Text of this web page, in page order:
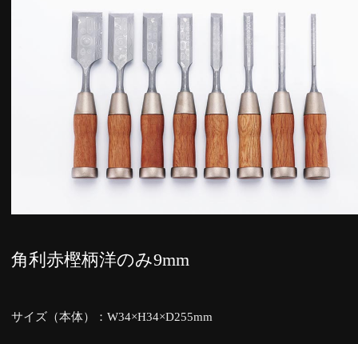
角利赤樫柄洋のみ9mm
サイズ（本体）：W34×H34×D255mm